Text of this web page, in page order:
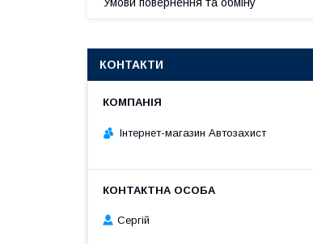
КОНТАКТИ
Інтернет-магазин Автозахист
Сергій